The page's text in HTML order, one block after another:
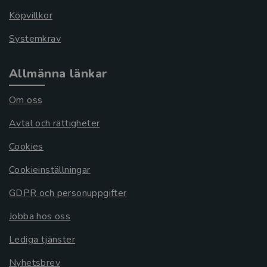
Köpvillkor
Systemkrav
Allmänna länkar
Om oss
Avtal och rättigheter
Cookies
Cookieinställningar
GDPR och personuppgifter
Jobba hos oss
Lediga tjänster
Nyhetsbrev